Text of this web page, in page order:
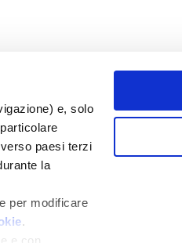
e, solo
paesi terzi
la
per modificare
.